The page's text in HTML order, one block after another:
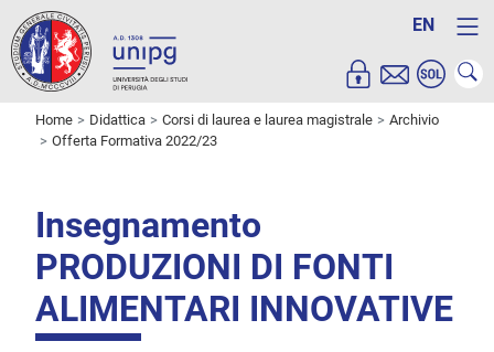
EN
Home Didattica Corsi di laurea e laurea magistrale
Archivio
Offerta Formativa 2022/23
Insegnamento
PRODUZIONI DI FONTI
ALIMENTARI INNOVATIVE